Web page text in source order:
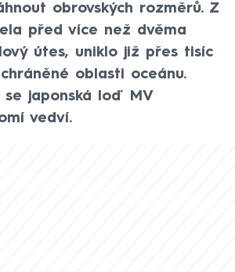
obrovských rozměrů. Z
před více než dvěma
útes, uniklo již přes tisíc
oblasti oceánu.
se japonská loď MV
vedví.